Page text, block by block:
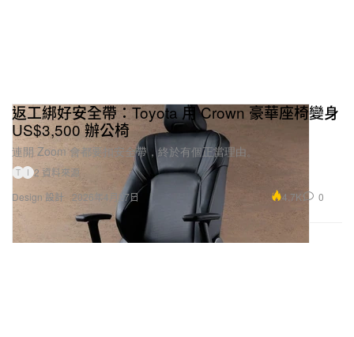
Design 設計
返工綁好安全帶：Toyota 用 Crown 豪華座椅變身
US$3,500 辦公椅
連開 Zoom 會都要扣安全帶，終於有個正當理由。
T I 2 資料來源
2026年4月27日
4.7K 0